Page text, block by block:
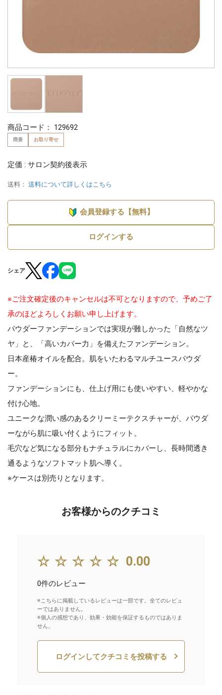
商品コード： 129692
廃番 お取り寄せ
定価 : サロン契約後表示
送料： 送料について詳しくはこちら
会員登録する【無料】
ログインする
シェア
※ご注文確定後のキャンセルは不可となりますので、予めご了
承のほどよろしくお願い申し上げます。
パウダーファンデーションでは実現が難しかった「自然なツ
ヤ」と、「高いカバー力」を備えたファンデーション。
日本産椿オイルを配合。肌をいたわるマルチユースパウダ
ー。
ファンデーションにも、仕上げ用にも使いやすい、軽やかな
付け心地。
ユニークな潤い感のあるクリーミーテクスチャーが、パウダ
ーながら肌に吸い付くようにフィット。
毛穴など気になる部分もナチュラルにカバーし、長時間透き
通るようなソフトマット肌へ導く。
※ケースは別売りとなります。
お客様からのクチコミ
☆☆☆☆☆ 0.00
0件のレビュー
※こちらに掲載しているレビューは一部です。全てのレビュ
ーではありません。
※個人の感想であり、効果・効能を保証するものではありま
せん。
ログインしてクチコミを投稿する